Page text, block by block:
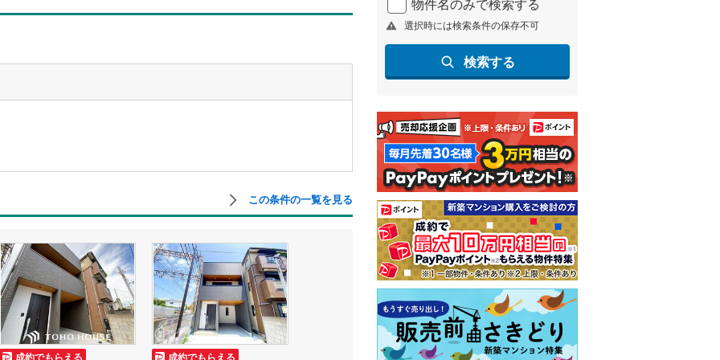
この条件の一覧を見る
成約でもらえる 成約でもらえる
選択時には検索条件の保存不可
検索する